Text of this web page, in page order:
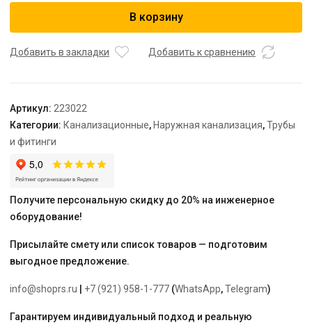
Труба
"Ostendorf"
В корзину
Добавить в закладки Добавить к сравнению
Артикул: 223022
Категории: Канализационные, Наружная канализация,Трубы
и фитинги
Получите персональную скидку до 20% на инженерное
оборудование!
Присылайте смету или список товаров — подготовим
выгодное предложение.
info@shoprs.ru +7 (921) 958-1-777 (WhatsApp,Telegram)
Гарантируем индивидуальный подход и реальную